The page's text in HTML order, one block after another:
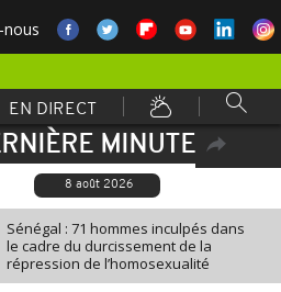
nous
EN DIRECT
MINUTE
8 août 2026
Sénégal : 71 hommes inculpés dans
le cadre du durcissement de la
répression de l’homosexualité